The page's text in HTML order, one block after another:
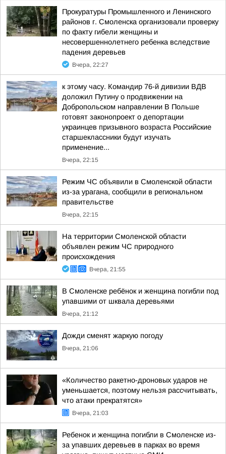
Прокуратуры Промышленного и Ленинского
районов г. Смоленска организовали проверку
по факту гибели женщины и
несовершеннолетнего ребенка вследствие
падения деревьев
Вчера, 22:27
к этому часу. Командир 76-й дивизии ВДВ
доложил Путину о продвижении на
Добропольском направлении В Польше
готовят законопроект о депортации
украинцев призывного возраста Российские
старшеклассники будут изучать
применение...
Вчера, 22:15
Режим ЧС объявили в Смоленской области
из-за урагана, сообщили в региональном
правительстве
Вчера, 22:15
На территории Смоленской области
объявлен режим ЧС природного
происхождения
Вчера, 21:55
В Смоленске ребёнок и женщина погибли под
упавшими от шквала деревьями
Вчера, 21:12
Дожди сменят жаркую погоду
Вчера, 21:06
«Количество ракетно-дроновых ударов не
уменьшается, поэтому нельзя рассчитывать,
что атаки прекратятся»
Вчера, 21:03
Ребенок и женщина погибли в Смоленске из-
за упавших деревьев в парках во время